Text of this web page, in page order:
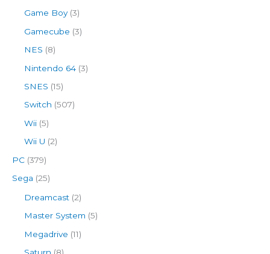
Game Boy(3)
Gamecube (3)
NES (8)
Nintendo 64 (3)
SNES (15)
Switch (507)
Wii (5)
Wii U (2)
PC (379)
Sega (25)
Dreamcast (2)
Master System (5)
Megadrive (11)